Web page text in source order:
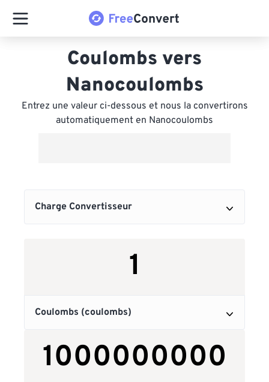
Coulombs vers
Nanocoulombs
Entrez une valeur ci-dessous et nous la convertirons
automatiquement en Nanocoulombs